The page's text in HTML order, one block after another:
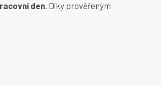
den. Díky prověřeným